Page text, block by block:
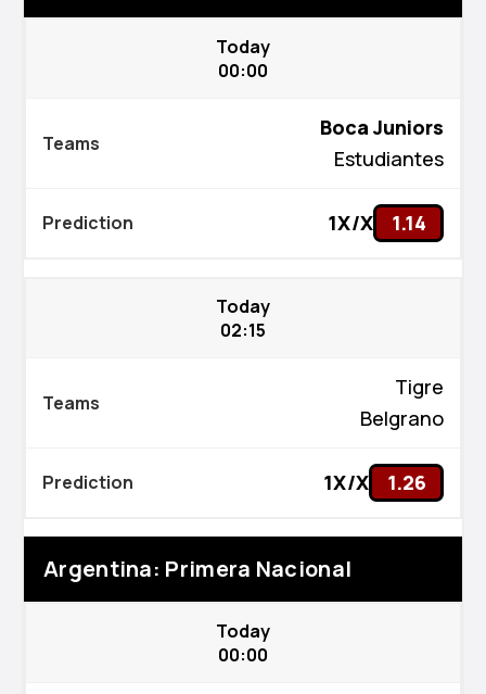
Today
00:00
Boca Juniors
Estudiantes
1X/X 1.14
Today
02:15
Tigre
Belgrano
1X/X 1.26
Argentina: Primera Nacional
Today
00:00